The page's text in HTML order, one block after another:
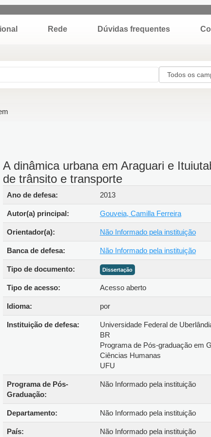
Rede Dúvidas frequentes
A dinâmica urbana em Araguari e
sistema de trânsito e transporte
Detalhes bibliográficos
Ano de defesa:
2013
Autor(a) principal:
Gouveia, Camilla Ferreira
Orientador(a):
Não Informado pela instituição
Banca de defesa:
Não Informado pela instituição
Tipo de documento:
Dissertação
Tipo de acesso:
Acesso aberto
Idioma:
por
Instituição de defesa:
Universidade Federal de
BR
Programa de Pós-graduação em
Ciências Humanas
UFU
Programa de Pós-
Graduação:
Não Informado pela instituição
Departamento:
Não Informado pela instituição
País:
Não Informado pela instituição